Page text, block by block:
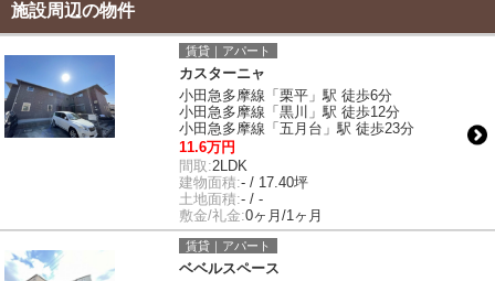
施設周辺の物件
賃貸｜アパート
カスターニャ
小田急多摩線「栗平」駅 徒歩6分
小田急多摩線「黒川」駅 徒歩12分
小田急多摩線「五月台」駅 徒歩23分
11.6万円
間取:2LDK
建物面積:- / 17.40坪
土地面積:- / -
敷金/礼金:0ヶ月/1ヶ月
賃貸｜アパート
ベベルスペース